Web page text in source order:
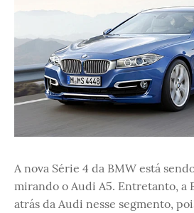
A nova Série 4 da BMW está
mirando o Audi A5. Entretanto, a
atrás da Audi nesse segmento,